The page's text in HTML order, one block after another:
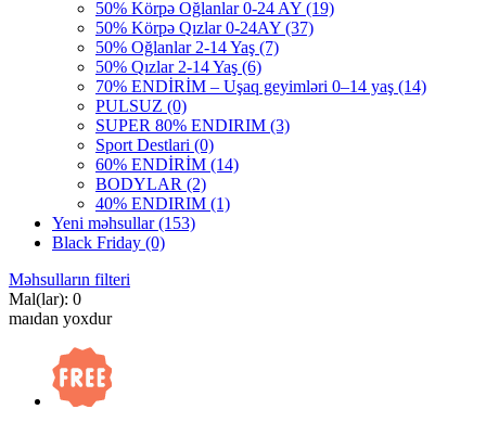
50% Körpə Oğlanlar 0-24 AY (19)
50% Körpə Qızlar 0-24AY (37)
50% Oğlanlar 2-14 Yaş (7)
50% Qızlar 2-14 Yaş (6)
70% ENDİRİM – Uşaq geyimləri 0–14 yaş (14)
PULSUZ (0)
SUPER 80% ENDIRIM (3)
Sport Destlari (0)
60% ENDİRİM (14)
BODYLAR (2)
40% ENDIRIM (1)
Yeni məhsullar(153)
Black Friday (0)
Məhsulların filteri
Mal(lar): 0
maıdan yoxdur